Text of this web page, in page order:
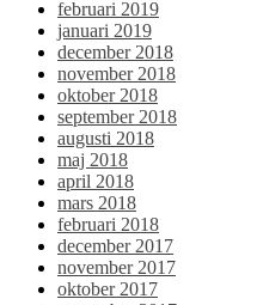
februari 2019
januari 2019
december 2018
november 2018
oktober 2018
september 2018
augusti 2018
maj 2018
april 2018
mars 2018
februari 2018
december 2017
november 2017
oktober 2017